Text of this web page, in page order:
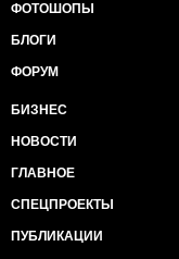
ФОТОШОПЫ
БЛОГИ
ФОРУМ
БИЗНЕС
НОВОСТИ
ГЛАВНОЕ
СПЕЦПРОЕКТЫ
ПУБЛИКАЦИИ